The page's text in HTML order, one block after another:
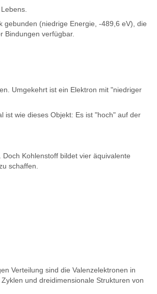
gebunden (niedrige Energie, -489,6 eV), die
Bindungen verfügbar.
Umgekehrt ist ein Elektron mit "niedriger
ist wie dieses Objekt: Es ist "hoch" auf der
Kohlenstoff bildet vier äquivalente
schaffen.
Verteilung sind die Valenzelektronen in
und dreidimensionale Strukturen von